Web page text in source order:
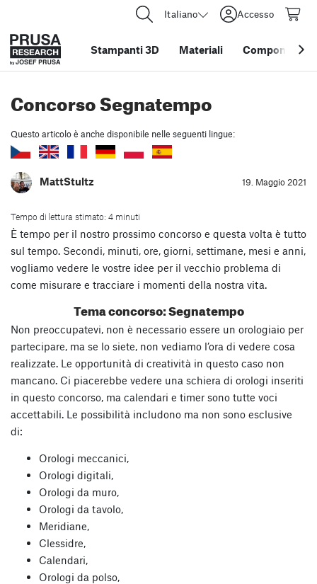
Italiano Accesso
Stampanti 3D Materiali Componenti e
Concorso Segnatempo
Questo articolo è anche disponibile nelle seguenti lingue:
MattStultz 19. Maggio 2021
Tempo di lettura stimato: 4 minuti
È tempo per il nostro prossimo concorso e questa volta è tutto
sul tempo. Secondi, minuti, ore, giorni, settimane, mesi e anni,
vogliamo vedere le vostre idee per il vecchio problema di
come misurare e tracciare i momenti della nostra vita.
Tema concorso: Segnatempo
Non preoccupatevi, non è necessario essere un orologiaio per
partecipare, ma se lo siete, non vediamo l’ora di vedere cosa
realizzate. Le opportunità di creatività in questo caso non
mancano. Ci piacerebbe vedere una schiera di orologi inseriti
in questo concorso, ma calendari e timer sono tutte voci
accettabili. Le possibilità includono ma non sono esclusive
di:
Orologi meccanici,
Orologi digitali,
Orologi da muro,
Orologi da tavolo,
Meridiane,
Clessidre,
Calendari,
Orologi da polso,